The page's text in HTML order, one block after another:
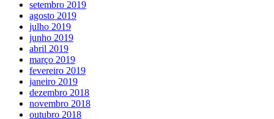
setembro 2019
agosto 2019
julho 2019
junho 2019
abril 2019
março 2019
fevereiro 2019
janeiro 2019
dezembro 2018
novembro 2018
outubro 2018